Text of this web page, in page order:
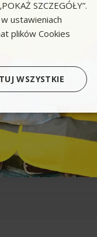
SZCZEGÓŁY”.
ustawieniach
plików Cookies
WSZYSTKIE